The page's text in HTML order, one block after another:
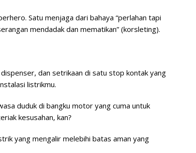
Satu menjaga dari bahaya “perlahan tapi
mendadak dan mematikan” (korsleting).
dispenser, dan setrikaan di satu stop kontak yang
listrikmu.
duduk di bangku motor yang cuma untuk
kesusahan, kan?
yang mengalir melebihi batas aman yang